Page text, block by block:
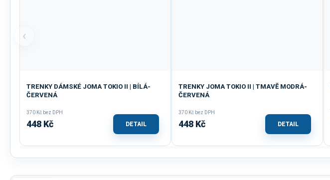
‹
TRENKY DÁMSKÉ JOMA TOKIO II | BÍLÁ-
ČERVENÁ
370 Kč bez DPH
448 Kč DETAIL
TRENKY JOMA TOKIO II | TMAVĚ MODRÁ-
ČERVENÁ
370 Kč bez DPH
448 Kč DETAIL